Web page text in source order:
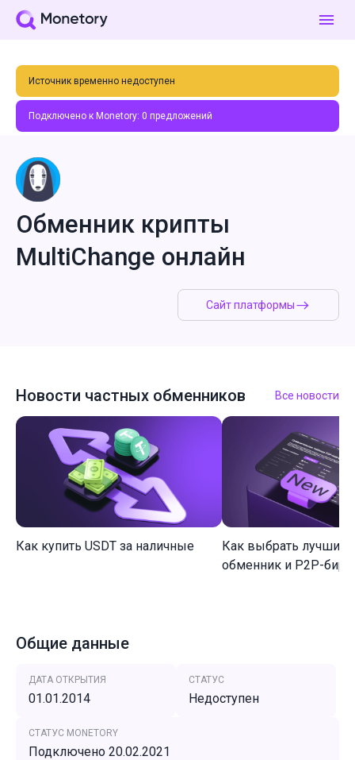
Источник временно недоступен
Подключено к Monetory: 0 предложений
Сайт платформы
Обменник крипты
MultiChange онлайн
Новости частных обменников Все новости
Как купить USDT за наличные
Как выбрать лучший
обменник и P2P-
Общие данные
ДАТА ОТКРЫТИЯ
01.01.2014
СТАТУС
Недоступен
СТАТУС MONETORY
Подключено 20.02.2021